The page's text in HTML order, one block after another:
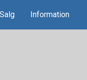
Information